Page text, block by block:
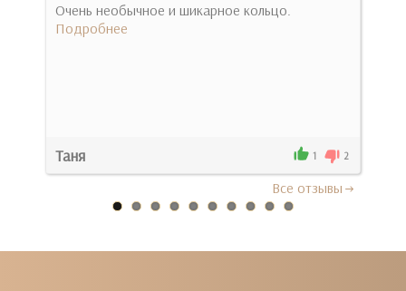
Очень необычное и шикарное кольцо.
Подробнее
Таня 1 2
Все отзывы